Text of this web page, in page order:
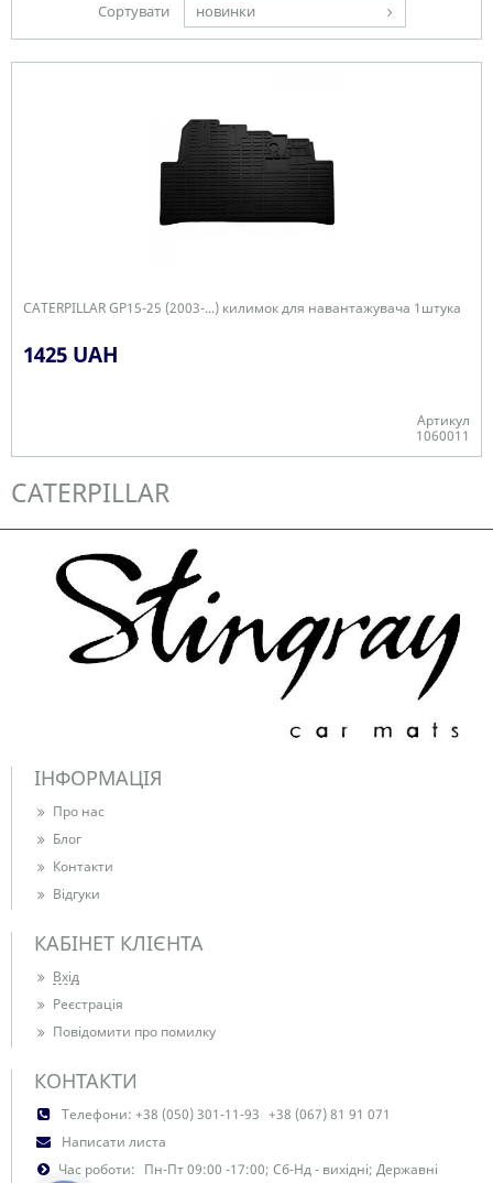
Сортувати новинки
CATERPILLAR GP15-25 (2003-...) килимок для навантажувача 1штука
1425 UAH
Артикул
1060011
CATERPILLAR
ІНФОРМАЦІЯ
Про нас
Блог
Контакти
Відгуки
КАБІНЕТ КЛІЄНТА
Вхід
Реєстрація
Повідомити про помилку
КОНТАКТИ
Телефони: +38 (050) 301-11-93 +38 (067) 81 91 071
Написати листа
Час роботи: Пн-Пт 09:00 -17:00; Сб-Нд - вихідні; Державні